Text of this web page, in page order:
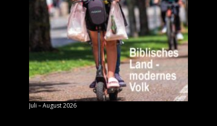
Juli – August 2026